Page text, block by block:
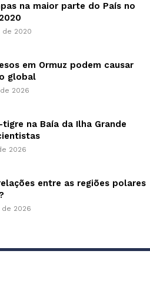
na maior parte do País no
de 2020
em Ormuz podem causar
global
2026
na Baía da Ilha Grande
2026
entre as regiões polares
2026